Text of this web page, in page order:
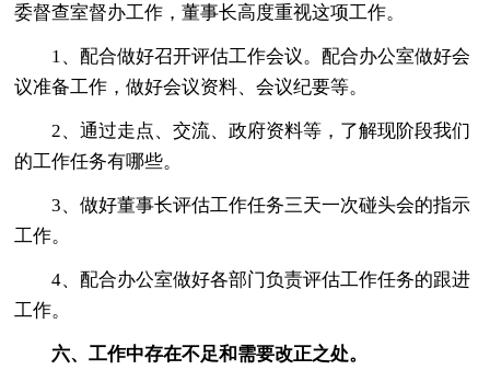
委督查室督办工作，董事长高度重视这项工作。
1、配合做好召开评估工作会议。配合办公室做好会
议准备工作，做好会议资料、会议纪要等。
2、通过走点、交流、政府资料等，了解现阶段我们
的工作任务有哪些。
3、做好董事长评估工作任务三天一次碰头会的指示
工作。
4、配合办公室做好各部门负责评估工作任务的跟进
工作。
六、工作中存在不足和需要改正之处。